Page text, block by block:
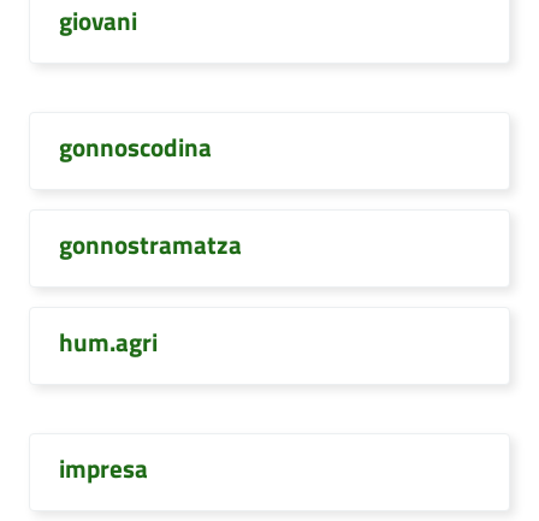
giovani
gonnoscodina
gonnostramatza
hum.agri
impresa